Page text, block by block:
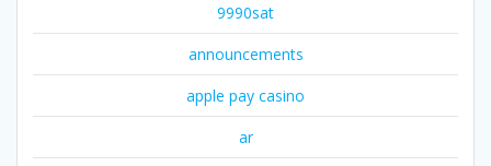
9990sat
announcements
apple pay casino
ar